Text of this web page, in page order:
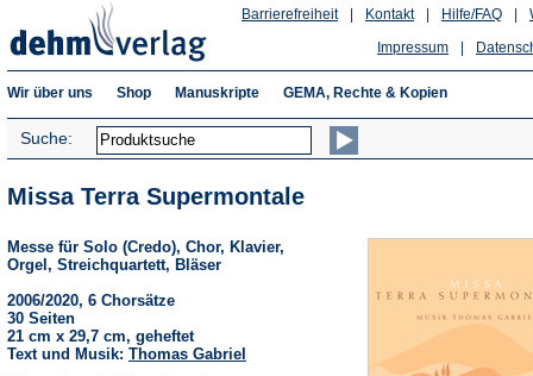
Hilfe/FAQ
Kontakt
Barrierefreiheit
Impressum
Wir über uns Shop Manuskripte GEMA, Rechte & Kopien
Suche:
Missa Terra Supermontale
Messe für Solo (Credo), Chor, Klavier,
Orgel, Streichquartett, Bläser
2006/2020, 6 Chorsätze
30 Seiten
21 cm x 29,7 cm, geheftet
Text und Musik: Thomas Gabriel